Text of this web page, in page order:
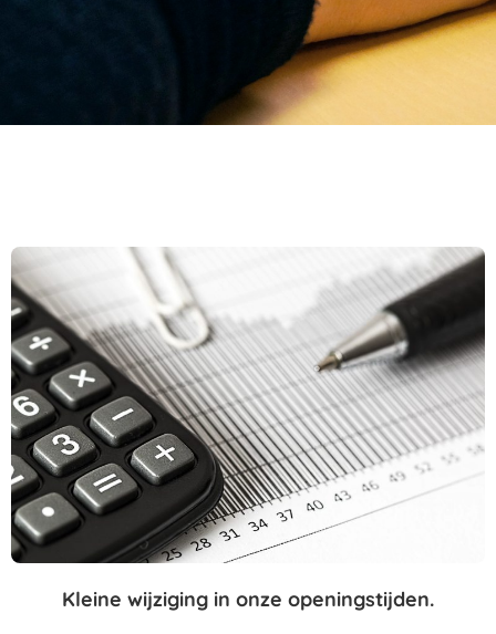
Kleine wijziging in onze openingstijden.